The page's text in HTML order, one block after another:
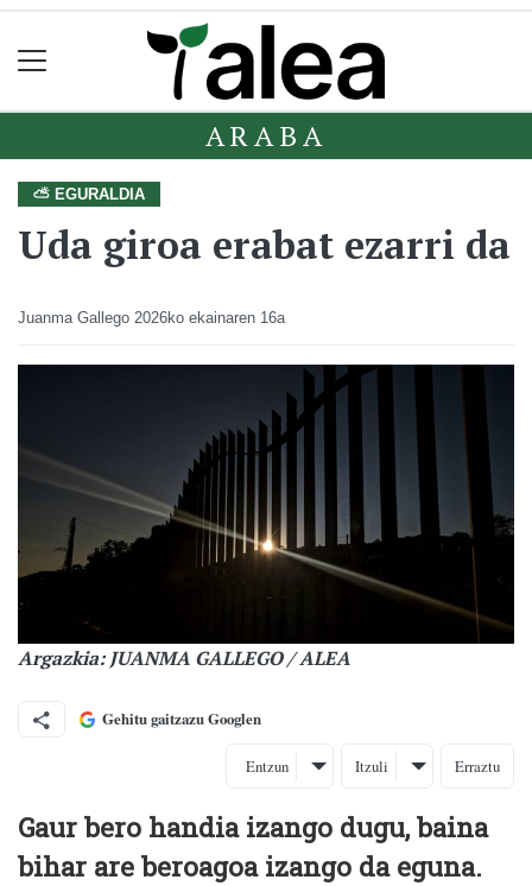
ARABA
⛅ EGURALDIA
Uda giroa erabat ezarri da
Juanma Gallego 2026ko ekainaren 16a
Argazkia: JUANMA GALLEGO / ALEA
Gehitu gaitzazu Googlen
Entzun Itzuli Erraztu
Gaur bero handia izango dugu, baina
bihar are beroagoa izango da eguna.